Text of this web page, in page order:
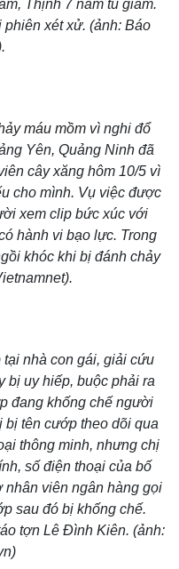
E-Magazine
Thịnh 7 năm tù giam.
xét xử. (ảnh: Báo
máu mồmvì nghi đổ
Yên, Quảng Ninh đã
cây xăng hôm 10/5 vì
cho mình. Vụ việc được
xem clip bức xúc với
hành vi bạo lực. Trong
khóc khi bị đánh chảy
tại nhà con gái, giải cứu
bị uy hiếp, buộc phải ra
đang khống chế người
bị tên cướp theo dõi qua
thông minh, nhưng chị
số điện thoại của bố
viên ngân hàng gọi
sau đó bị khống chế.
tợn Lê Đình Kiên. (ảnh: